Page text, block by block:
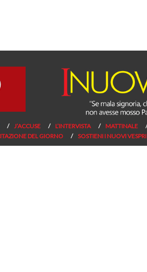
J’ACCUSE L’INTERVISTA MATTINALE
DEL GIORNO SOSTIENI I NUOVI VESPRI